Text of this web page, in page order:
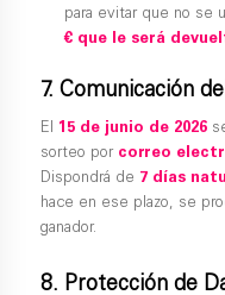
para evitar que no se
€ que le será
7. Comunicación
El 15 de junio de 2026
sorteo por correo
Dispondrá de 7 días
hace en ese plazo, se
ganador.
8. Protección de